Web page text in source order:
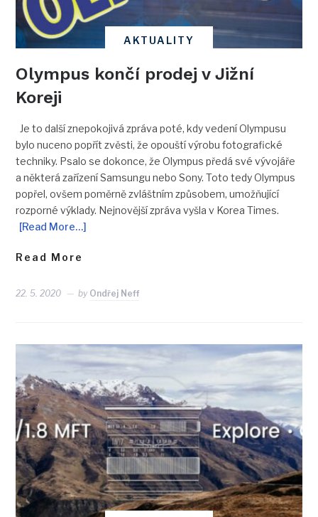
AKTUALITY
Olympus končí prodej v Jižní
Koreji
Je to další znepokojivá zpráva poté, kdy vedení Olympusu
bylo nuceno popřít zvěsti, že opouští výrobu fotografické
techniky. Psalo se dokonce, že Olympus předá své vývojáře
a některá zařízení Samsungu nebo Sony. Toto tedy Olympus
popřel, ovšem poměrně zvláštním způsobem, umožňující
rozporné výklady. Nejnovější zpráva vyšla v Korea Times.
[Read More…]
Read More
22. 5. 2020 by Ondřej Neff